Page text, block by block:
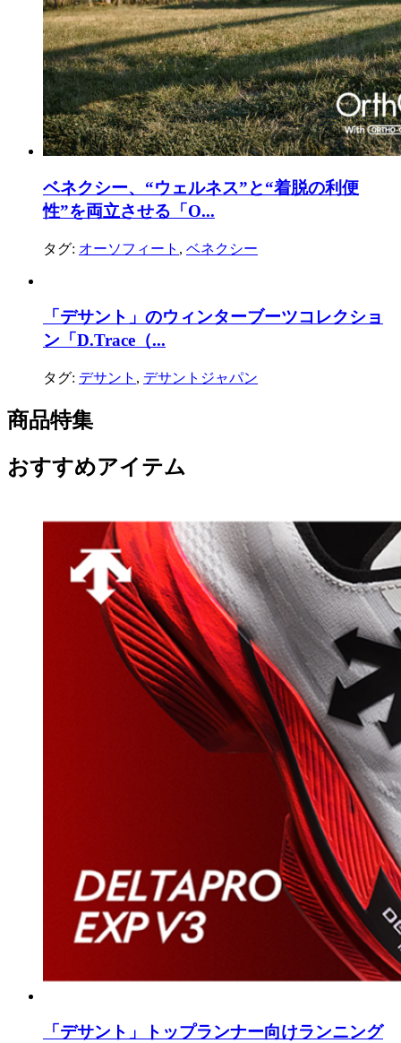
ベネクシー、“ウェルネス”と“着脱の利便
性”を両立させる「O...
タグ: オーソフィート , ベネクシー
「デサント」のウィンターブーツコレクショ
ン「D.Trace（...
タグ: デサント , デサントジャパン
商品特集
おすすめアイテム
「デサント」トップランナー向けランニング